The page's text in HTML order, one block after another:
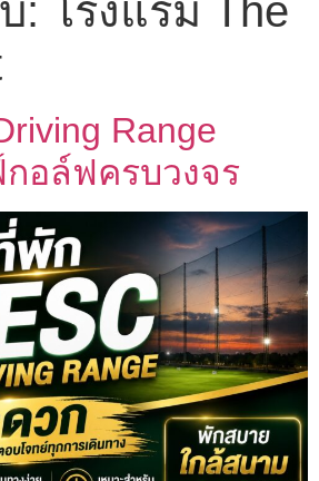
: โรงแรม The
Range
อล์ฟครบวงจร